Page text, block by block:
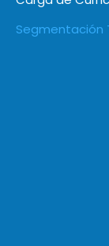
Segmentación